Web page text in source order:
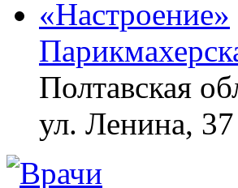
Полтавская
ул. Ленина, 37